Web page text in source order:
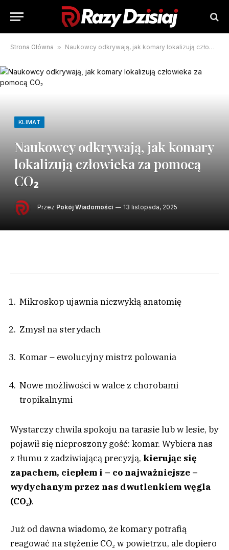
Strona Główna » Naukowcy odkrywają, jak komary lokalizują człowieka za pomocą CO₂
KLIMAT
Naukowcy odkrywają, jak komary
lokalizują człowieka za pomocą
CO₂
Przez Pokój Wiadomości 13 listopada, 2025
Mikroskop ujawnia niezwykłą anatomię
Zmysł na sterydach
Komar – ewolucyjny mistrz polowania
Nowe możliwości w walce z chorobami
tropikalnymi
Wystarczy chwila spokoju na tarasie lub w lesie, by
pojawił się nieproszony gość: komar. Wybiera nas
z tłumu z zadziwiającą precyzją, kierując się
zapachem, ciepłem i – co najważniejsze –
wydychanym przez nas dwutlenkiem węgla
(CO₂).
Już od dawna wiadomo, że komary potrafią
reagować na stężenie CO₂ w powietrzu, ale dopiero